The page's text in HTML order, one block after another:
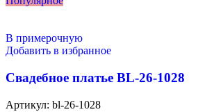
В примерочную
Добавить в избранное
Свадебное платье BL-26-1028
Артикул: bl-26-1028